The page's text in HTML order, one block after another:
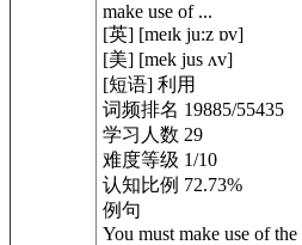
make use of ...
[英] [meɪk ju:z ɒv]
[美] [mek jus ʌv]
[短语] 利用
词频排名 19885/55435
学习人数 29
难度等级 1/10
认知比例 72.73%
例句
You must make use of